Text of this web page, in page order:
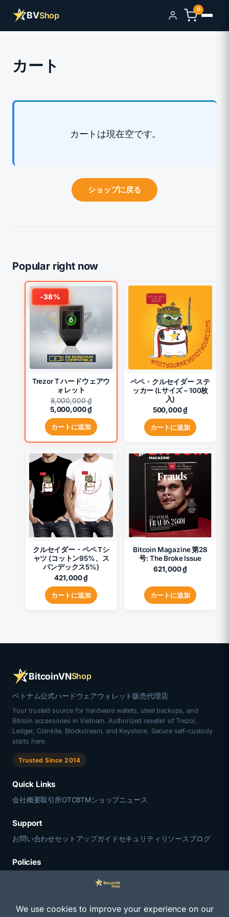
BVShop サインイン
0
カート
カートは現在空です。
ショップに戻る
Popular right now
-38%
Trezor T ハードウェアウ
ォレット
8,000,000₫元
の
価
格
は
8,000,000 ₫
で
し
5,000,000₫現
在
の
価
格
は
5,000,000 ₫
す。
カートに追加
ペペ・クルセイダー ステ
ッカー (Lサイズ – 100枚
入)
500,000₫
カートに追加
クルセイダー・ペペ Tシ
ャツ (コットン95%、ス
パンデックス5%)
421,000₫
カートに追加
こ
製
品
に
は
複
が
ま
す。
オ
プ
ョ
ン
商
品
ー
ら
Bitcoin Magazine 第28
号: The Broke Issue
621,000₫
カートに追加
BitcoinVNShop
ベトナム公式ハードウェアウォレット販売代理店
Your trusted source for hardware wallets, steel backups, and
Bitcoin accessories in Vietnam. Authorized reseller of Trezor,
Ledger, Coinkite, Blockstream, and Keystone. Secure self-custody
starts here.
Trusted Since 2014
Quick Links
会社概要取引所OTCBTMショップニュース
Support
お問い合わせセットアップガイドセキュリティリソースブログ
Policies
利用規約